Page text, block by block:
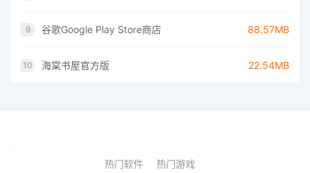
9 谷歌Google Play Store商店 88.57MB
10 海棠书屋官方版 22.54MB
热门软件 热门游戏